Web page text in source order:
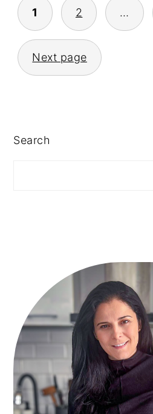
POSTS
PAGINATION
1 2 …
Next page
PRIMARY
Search